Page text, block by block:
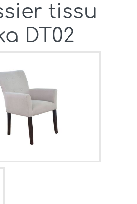
tissu
DT02